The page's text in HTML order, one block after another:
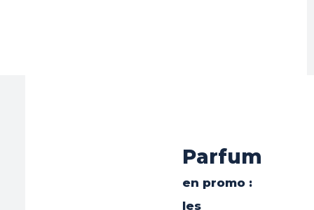
Parfum
en promo :
les